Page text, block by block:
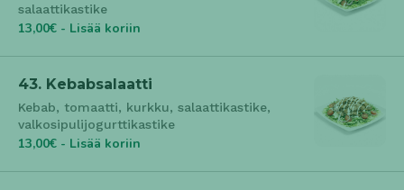
salaattikastike
13,00€ - Lisää koriin
43. Kebabsalaatti
Kebab, tomaatti, kurkku, salaattikastike,
valkosipulijogurttikastike
13,00€ - Lisää koriin